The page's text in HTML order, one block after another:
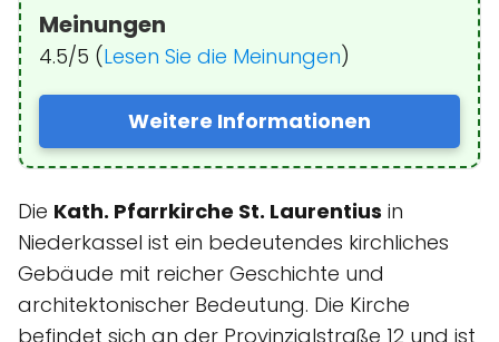
Meinungen
4.5/5 (Lesen Sie die Meinungen)
Weitere Informationen
Die Kath. Pfarrkirche St. Laurentius in
Niederkassel ist ein bedeutendes kirchliches
Gebäude mit reicher Geschichte und
architektonischer Bedeutung. Die Kirche
befindet sich an der Provinzialstraße 12 und ist